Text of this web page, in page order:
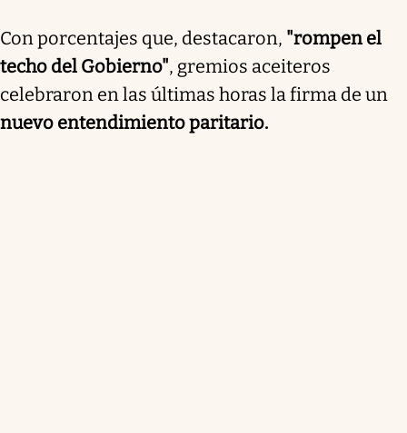
Con porcentajes que, destacaron, "rompen el
techo del Gobierno", gremios aceiteros
celebraron en las últimas horas la firma de un
nuevo entendimiento paritario.